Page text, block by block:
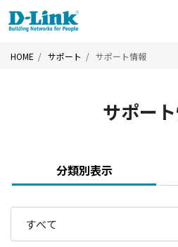
HOME サポート サポート情報
サポー
分類別表示
すべて